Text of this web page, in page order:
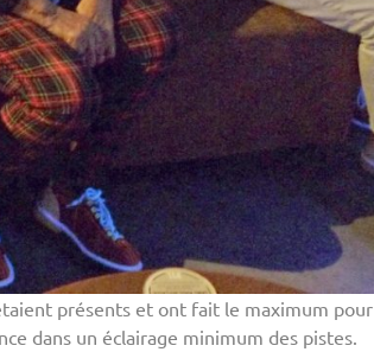
présents et ont fait le maximum pour
dans un éclairage minimum des pistes.